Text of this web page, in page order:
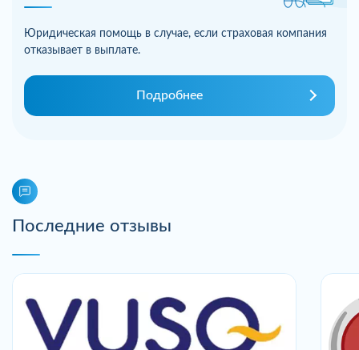
Юридическая помощь в случае, если страховая компания
отказывает в выплате.
Подробнее
Последние отзывы